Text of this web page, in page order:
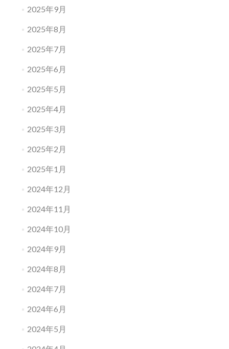
2025年9月
2025年8月
2025年7月
2025年6月
2025年5月
2025年4月
2025年3月
2025年2月
2025年1月
2024年12月
2024年11月
2024年10月
2024年9月
2024年8月
2024年7月
2024年6月
2024年5月